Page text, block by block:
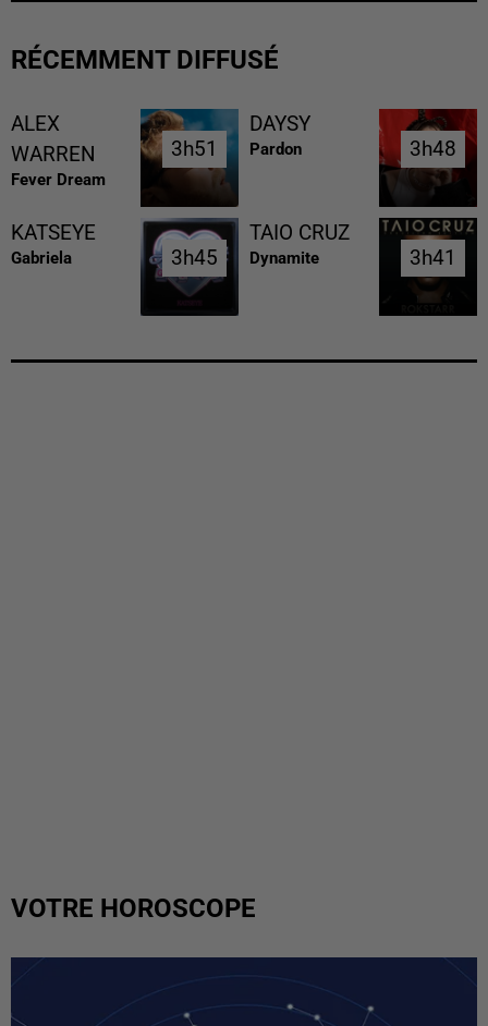
RÉCEMMENT DIFFUSÉ
ALEX
WARREN
Fever Dream
3h51
3h51
DAYSY
Pardon 3h48
3h48
KATSEYE
Gabriela 3h45
3h45
TAIO CRUZ
Dynamite 3h41
3h41
VOTRE HOROSCOPE